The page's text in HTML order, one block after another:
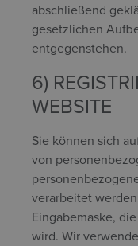
abschließend
gesetzlichen
entgegenstehen.
6)
WEBSITE
Sie können sich
von
verarbeitet
Eingabemaske,
wird. Wir